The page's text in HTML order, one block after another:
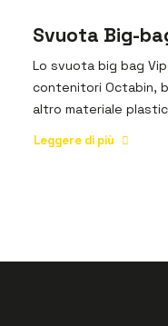
Svuota Big-
Lo svuota big bag
contenitori Octabin,
altro materiale
Leggere di più